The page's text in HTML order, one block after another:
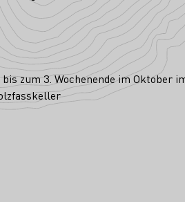
zum 3. Wochenende im Oktober